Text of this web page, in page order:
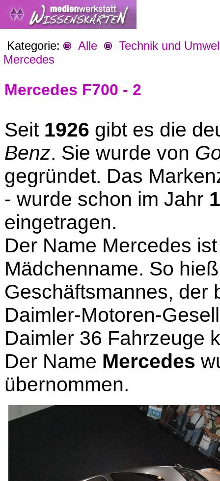
Kategorie: Alle
Technik und
Mercedes
Mercedes F700 - 2
Seit 1926 gibt es die
Benz. Sie wurde von
gegründet. Das
- wurde schon im Jahr
eingetragen.
Der Name Mercedes
Mädchenname. So
Geschäftsmannes, der
Daimler-Motoren-
Daimler 36 Fahrzeuge
Der Name Mercedes
übernommen.